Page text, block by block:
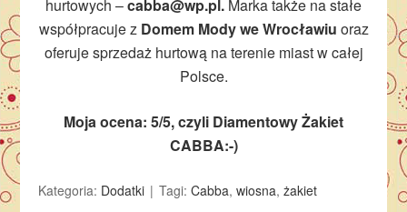
hurtowych –cabba@wp.pl. Marka także na stałe
współpracuje z Domem Mody we Wrocławiu oraz
oferuje sprzedaż hurtową na terenie miast w całej
Polsce.
Moja ocena: 5/5, czyli Diamentowy Żakiet
CABBA:-)
Kategoria: Dodatki Tagi:Cabba,wiosna,żakiet